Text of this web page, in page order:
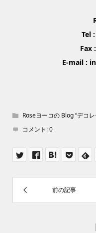
Tel
Fax
E-mail :
Roseヨーコの Blog “デコ
コメント:0